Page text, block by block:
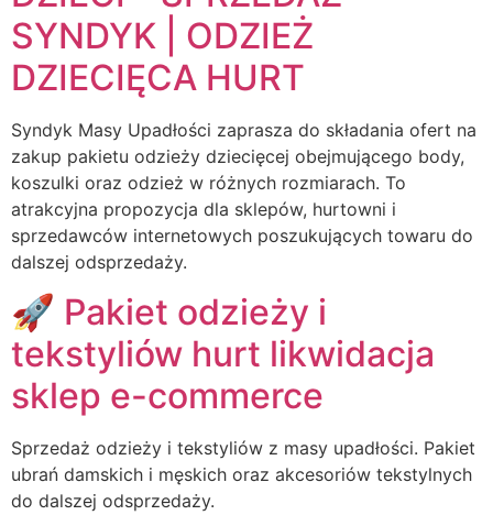
SYNDYK | ODZIEŻ
DZIECIĘCA HURT
Syndyk Masy Upadłości zaprasza do składania ofert na
zakup pakietu odzieży dziecięcej obejmującego body,
koszulki oraz odzież w różnych rozmiarach. To
atrakcyjna propozycja dla sklepów, hurtowni i
sprzedawców internetowych poszukujących towaru do
dalszej odsprzedaży.
🚀 Pakiet odzieży i
tekstyliów hurt likwidacja
sklep e-commerce
Sprzedaż odzieży i tekstyliów z masy upadłości. Pakiet
ubrań damskich i męskich oraz akcesoriów tekstylnych
do dalszej odsprzedaży.